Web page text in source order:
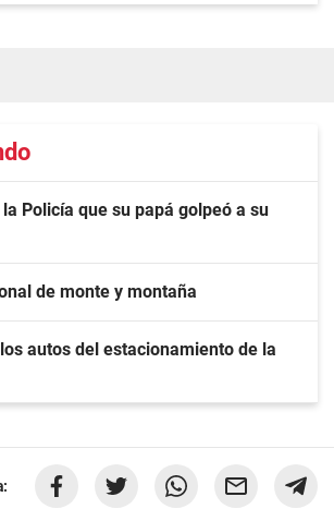
Policía que su papá golpeó a su
de monte y montaña
autos del estacionamiento de la